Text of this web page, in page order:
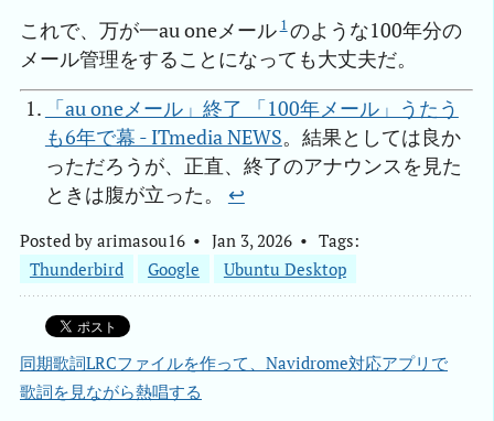
これで、万が一au oneメール 1のような100年分の
メール管理をすることになっても大丈夫だ。
「au oneメール」終了 「100年メール」うたう
も6年で幕 - ITmedia NEWS。結果としては良か
っただろうが、正直、終了のアナウンスを見た
ときは腹が立った。 ↩︎
Posted by arimasou16 Jan 3, 2026
Tags:
Thunderbird
Google Ubuntu Desktop
同期歌詞LRCファイルを作って、Navidrome対応アプリで
歌詞を見ながら熱唱する